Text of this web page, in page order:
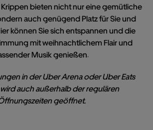
bieten nicht nur eine gemütliche
auch genügend Platz für Sie und
können Sie sich entspannen und die
mit weihnachtlichem Flair und
Musik genießen.
in der Uber Arena oder Uber Eats
auch außerhalb der regulären
geöffnet.